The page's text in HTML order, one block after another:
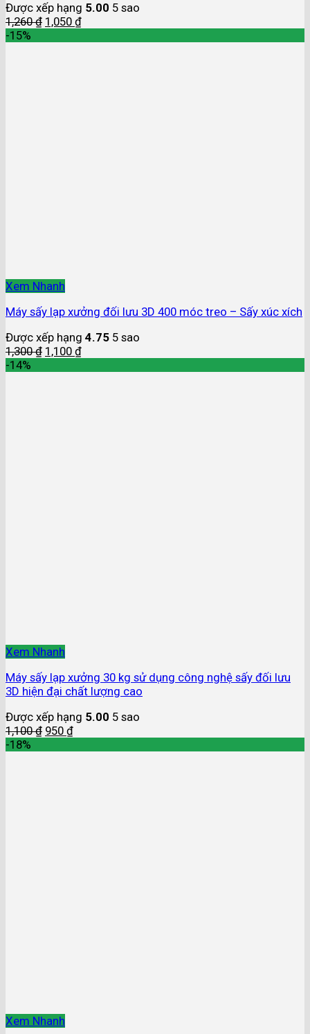
Được xếp hạng 5.00 5 sao
1,260₫ 1,050 ₫
-15%
Xem Nhanh
Máy sấy lạp xưởng đối lưu 3D 400 móc treo – Sấy xúc xích
Được xếp hạng 4.75 5 sao
1,300₫ 1,100 ₫
-14%
Xem Nhanh
Máy sấy lạp xưởng 30 kg sử dụng công nghệ sấy đối lưu
3D hiện đại chất lượng cao
Được xếp hạng 5.00 5 sao
1,100₫ 950 ₫
-18%
Xem Nhanh